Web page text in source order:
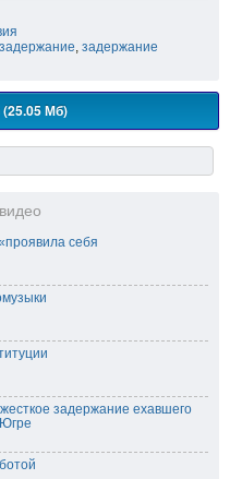
задержание, задержание
Мб)
себя
задержание ехавшего